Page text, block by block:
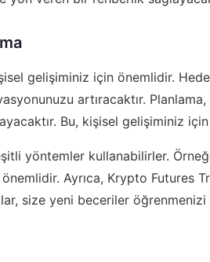
gelişiminiz için önemlidir.
artıracaktır.
Bu, kişisel gelişiminiz
yöntemler kullanabilirler.
Ayrıca, Krypto Futures
size yeni beceriler